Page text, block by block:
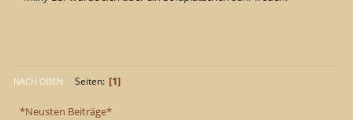
*Neusten Beiträge*
NACH OBEN Seiten 1